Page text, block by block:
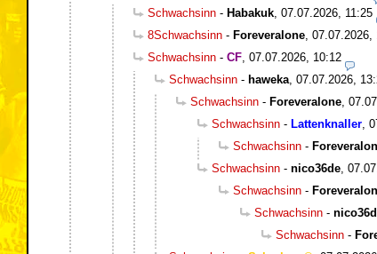
Schwachsinn - Habakuk 07.07.2026, 11:25
8Schwachsinn - Foreveralone 07.07.2026,
Schwachsinn - CF 07.07.2026, 10:12
Schwachsinn - haweka 07.07.2026,
Schwachsinn - Foreveralone
Schwachsinn - Lattenknaller
Schwachsinn -
Schwachsinn - nico36de
Schwachsinn -
Schwachsinn -
Schwachsinn -